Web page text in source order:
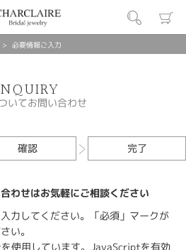
必要情報ご入力
いてお問い合わせ
確認 完了
わせはお気軽にご相談ください
力してください。「必須」マークが
い。
使用しています。JavaScriptを有効